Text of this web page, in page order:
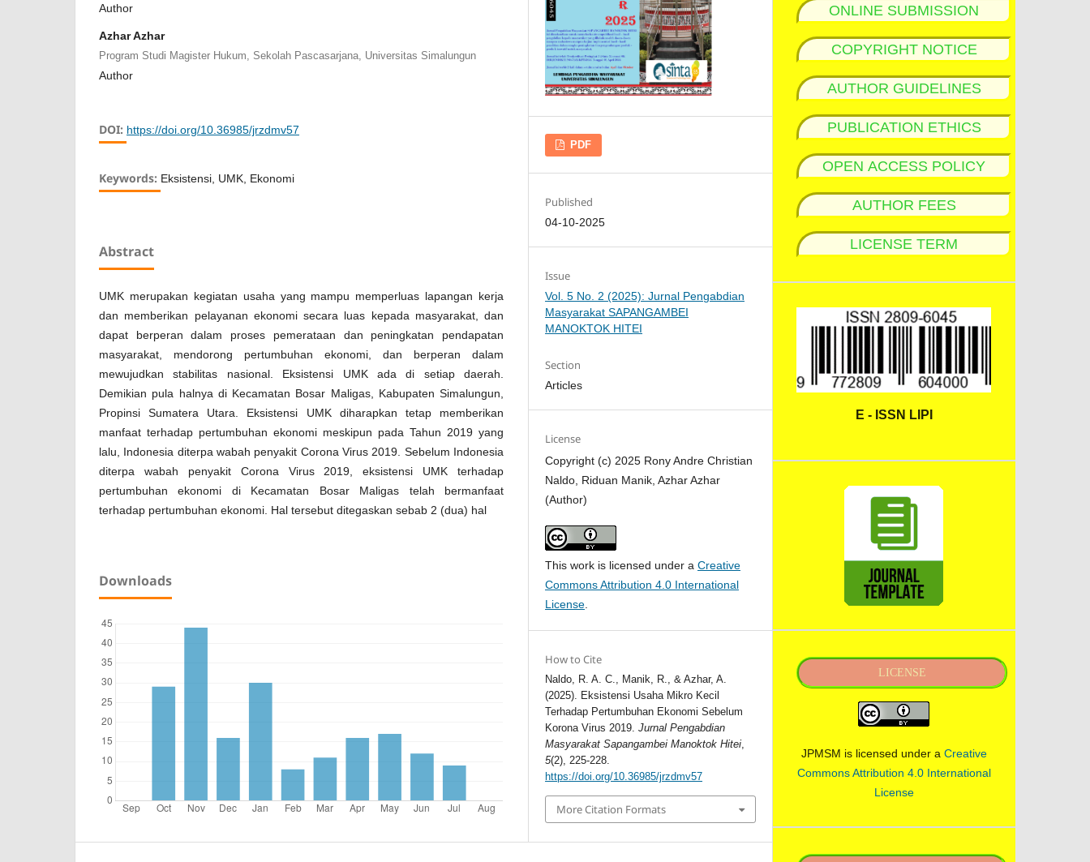
Author
Azhar Azhar
Program Studi Magister Hukum, Sekolah Pascasarjana, Universitas Simalungun
Author
DOI: https://doi.org/10.36985/jrzdmv57
Keywords: Eksistensi, UMK, Ekonomi
Abstract
UMK merupakan kegiatan usaha yang mampu memperluas lapangan kerja
dan memberikan pelayanan ekonomi secara luas kepada masyarakat, dan
dapat berperan dalam proses pemerataan dan peningkatan pendapatan
masyarakat, mendorong pertumbuhan ekonomi, dan berperan dalam
mewujudkan stabilitas nasional. Eksistensi UMK ada di setiap daerah.
Demikian pula halnya di Kecamatan Bosar Maligas, Kabupaten Simalungun,
Propinsi Sumatera Utara. Eksistensi UMK diharapkan tetap memberikan
manfaat terhadap pertumbuhan ekonomi meskipun pada Tahun 2019 yang
lalu, Indonesia diterpa wabah penyakit Corona Virus 2019. Sebelum Indonesia
diterpa wabah penyakit Corona Virus 2019, eksistensi UMK terhadap
pertumbuhan ekonomi di Kecamatan Bosar Maligas telah bermanfaat
terhadap pertumbuhan ekonomi. Hal tersebut ditegaskan sebab 2 (dua) hal
Downloads
PDF
Published
04-10-2025
Issue
Vol. 5 No. 2 (2025): Jurnal Pengabdian
Masyarakat SAPANGAMBEI
MANOKTOK HITEI
Section
Articles
License
Copyright (c) 2025 Rony Andre Christian
Naldo, Riduan Manik, Azhar Azhar
(Author)
This work is licensed under aCreative
Commons Attribution 4.0 International
License
How to Cite
Naldo, R. A. C., Manik, R., & Azhar, A.
(2025). Eksistensi Usaha Mikro Kecil
Terhadap Pertumbuhan Ekonomi Sebelum
Korona Virus 2019.Jurnal Pengabdian
Masyarakat Sapangambei Manoktok Hitei
5(2), 225-228.
https://doi.org/10.36985/jrzdmv57
More Citation Formats
ONLINE SUBMISSION
COPYRIGHT NOTICE
AUTHOR GUIDELINES
PUBLICATION ETHICS
OPEN ACCESS POLICY
AUTHOR FEES
LICENSE TERM
E - ISSN LIPI
LICENSE
JPMSM is licensed under a Creative
Commons Attribution 4.0 International
License